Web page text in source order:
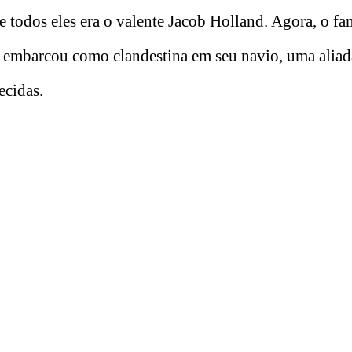
eles era o valente Jacob Holland. Agora, o
como clandestina em seu navio, uma